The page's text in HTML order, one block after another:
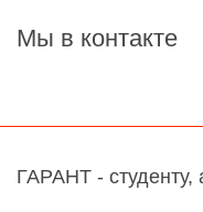
Мы в контакте
ГАРАНТ - студенту,